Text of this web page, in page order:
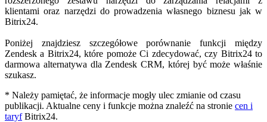
klientami oraz narzędzi do prowadzenia własnego biznesu jak w
Bitrix24.
Poniżej znajdziesz szczegółowe porównanie funkcji między
Zendesk a Bitrix24, które pomoże Ci zdecydować, czy Bitrix24 to
darmowa alternatywa dla Zendesk CRM, której być może właśnie
szukasz.
* Należy pamiętać, że informacje mogły ulec zmianie od czasu
publikacji. Aktualne ceny i funkcje można znaleźć na stronie cen i
taryfBitrix24.